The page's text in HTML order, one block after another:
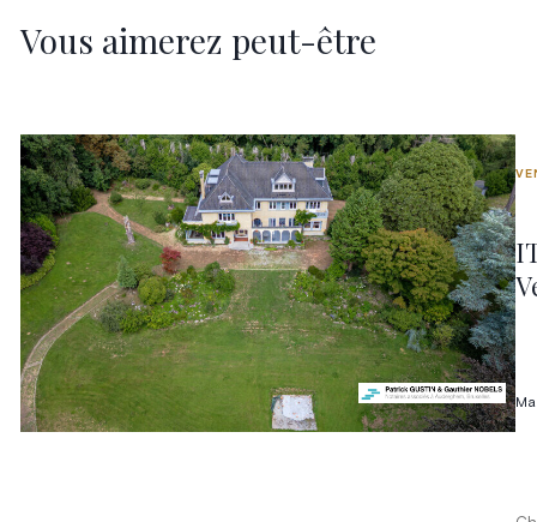
Vous aimerez peut-être